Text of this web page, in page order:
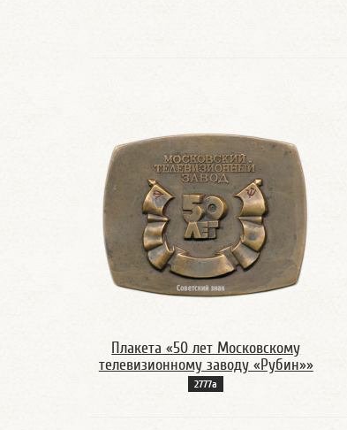
Плакета «50 лет Московскому
телевизионному заводу «Рубин»»
2777а